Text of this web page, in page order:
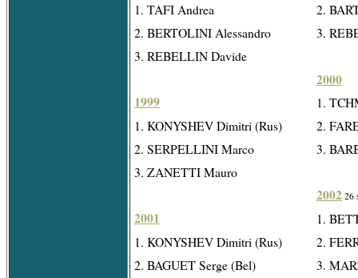
1. TAFI Andrea
2. BERTOLINI Alessandro
3. REBELLIN Davide
1999
1. KONYSHEV Dimitri (Rus)
2. SERPELLINI Marco
3. ZANETTI Mauro
2001
1. KONYSHEV Dimitri (Rus)
2. BAGUET Serge (Bel)
2.
3.
2000
1.
2.
3.
2002 26
1.
2.
3.